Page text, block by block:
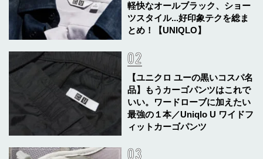
軽快なオールブラック、ショー
ツスタイル...好印象テクを総ま
とめ！【UNIQLO】
【ユニクロ ユーの黒いコスパ名
品】もうカーゴパンツはこれで
いい。ワードローブに加えたい
最強の１本／Uniqlo U ワイドフ
ィットカーゴパンツ